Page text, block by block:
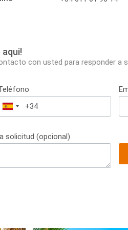
con usted para responder a
España
+34
solicitud (opcional)